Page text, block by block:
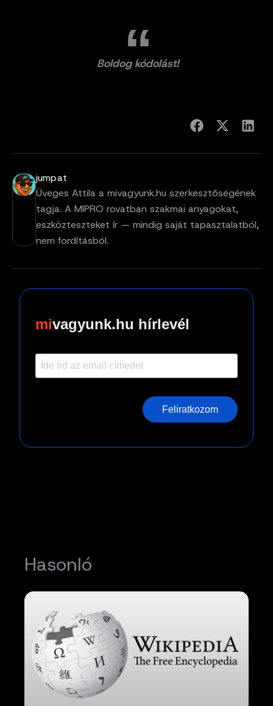
Boldog kódolást!
jumpat
Üveges Attila a mivagyunk.hu szerkesztőségének
tagja. A MIPRO rovatban szakmai anyagokat,
eszközteszteket ír — mindig saját tapasztalatból,
nem fordításból.
vagyunk.hu hírlevél
Feliratkozom
Hasonló